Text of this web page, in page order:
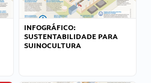
INFOGRÁFICO:
SUSTENTABILIDADE PARA
SUINOCULTURA